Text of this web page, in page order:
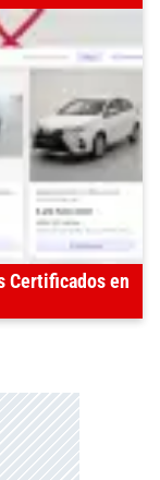
Certificados en